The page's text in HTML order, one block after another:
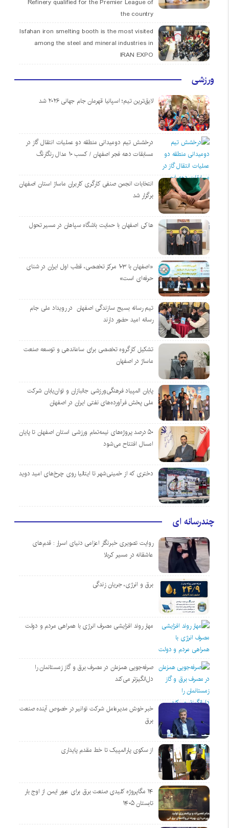
Refinery qualified for the Premier League of
the country
Isfahan iron smelting booth is the most visited
among the steel and mineral industries in
IRAN EXPO
ورزشی
لایق‌ترین تیم؛ اسپانیا قهرمان جام جهانی ۲۰۲۶ شد
درخشش تیم دومیدانی منطقه دو عملیات انتقال گاز در
مسابقات دهه فجر اصفهان / کسب ۱۰ مدال رنگارنگ
انتخابات انجمن صنفی کارگری کاربران ماساژ استان اصفهان
برگزار شد
هاکی اصفهان با حمایت باشگاه سپاهان در مسیر تحول
«اصفهان با ۱۰۳ مرکز تخصصی، قطب اول ایران در شنای
حرفه‌ای است»
تیم رسانه بسیج سازندگی اصفهان در رویداد ملی جام
رسانه امید حضور دارند
تشکیل کارگروه تخصصی برای ساماندهی و توسعه صنعت
ماساژ در اصفهان
پایان المپیاد فرهنگی‌ورزشی جانبازان و توان‌یابان شرکت
ملی پخش فرآورده‌های نفتی ایران در اصفهان
۵۰ درصد پروژه‌های نیمه‌تمام ورزشی استان اصفهان تا پایان
امسال افتتاح می‌شود
دختری که از خمینی‌شهر تا ایتالیا روی چرخ‌های امید دوید
چندرسانه ای
روایت تصویری خبرنگار اعزامی دنیای اسرار : قدم‌های
عاشقانه در مسیر کربلا
برق و انرژی، جریان زندگی
مهار روند افزایشی مصرف انرژی با همراهی مردم و دولت
صرفه‌جویی همزمان در مصرف برق و گاز زمستانمان را
دل‌انگیزتر می‌کند
خبر خوش مدیرعامل شرکت توانیر در خصوص آینده صنعت
برق
از سکوی پارالمپیک تا خط مقدم پایداری
۱۴ مگاپروژه‌ کلیدی صنعت برق برای عبور ایمن از اوج بار
تابستان ۱۴۰۵